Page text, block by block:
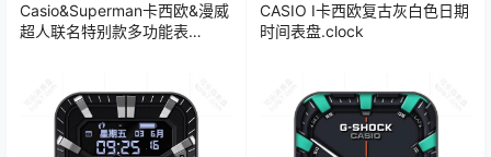
Casio&Superman卡西欧&漫威
超人联名特别款多功能表
CASIO I卡西欧复古灰白色日期
时间表盘.clock